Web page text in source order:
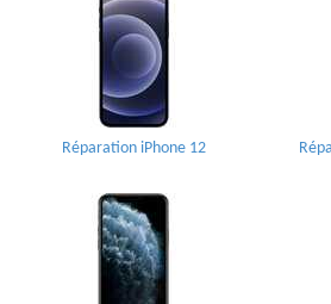
Réparation iPhone 12